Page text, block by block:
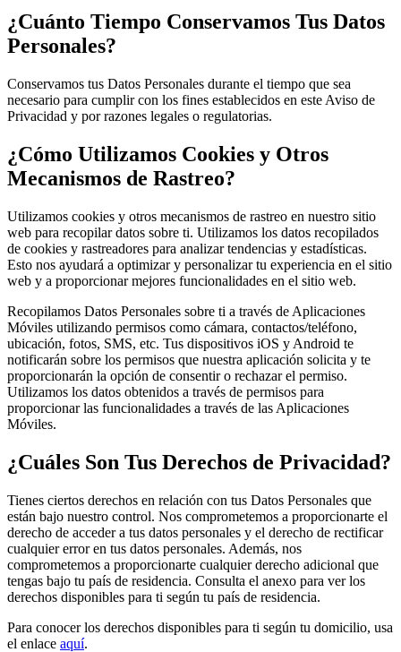
¿Cuánto Tiempo Conservamos Tus Datos
Personales?
Conservamos tus Datos Personales durante el tiempo que sea
necesario para cumplir con los fines establecidos en este Aviso de
Privacidad y por razones legales o regulatorias.
¿Cómo Utilizamos Cookies y Otros
Mecanismos de Rastreo?
Utilizamos cookies y otros mecanismos de rastreo en nuestro sitio
web para recopilar datos sobre ti. Utilizamos los datos recopilados
de cookies y rastreadores para analizar tendencias y estadísticas.
Esto nos ayudará a optimizar y personalizar tu experiencia en el sitio
web y a proporcionar mejores funcionalidades en el sitio web.
Recopilamos Datos Personales sobre ti a través de Aplicaciones
Móviles utilizando permisos como cámara, contactos/teléfono,
ubicación, fotos, SMS, etc. Tus dispositivos iOS y Android te
notificarán sobre los permisos que nuestra aplicación solicita y te
proporcionarán la opción de consentir o rechazar el permiso.
Utilizamos los datos obtenidos a través de permisos para
proporcionar las funcionalidades a través de las Aplicaciones
Móviles.
¿Cuáles Son Tus Derechos de Privacidad?
Tienes ciertos derechos en relación con tus Datos Personales que
están bajo nuestro control. Nos comprometemos a proporcionarte el
derecho de acceder a tus datos personales y el derecho de rectificar
cualquier error en tus datos personales. Además, nos
comprometemos a proporcionarte cualquier derecho adicional que
tengas bajo tu país de residencia. Consulta el anexo para ver los
derechos disponibles para ti según tu país de residencia.
Para conocer los derechos disponibles para ti según tu domicilio, usa
el enlace aquí.